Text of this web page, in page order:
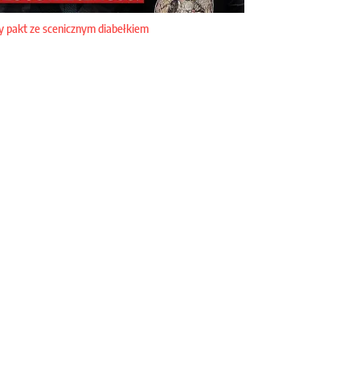
pakt ze scenicznym diabełkiem